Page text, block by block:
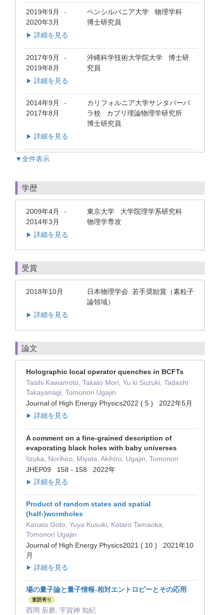
2019年9月 -
2020年3月
ペンシルバニア大学 物理学科
博士研究員
▶ 詳細を見る
2017年9月 -
2019年8月
沖縄科学技術大学院大学 博士研
究員
▶ 詳細を見る
2014年9月 -
2017年8月
カリフォルニア大学サンタバーバ
ラ校 カブリ理論物理学研究所
博士研究員
▶ 詳細を見る
▼全件表示
学歴
2009年4月 -
2014年3月
東京大学 大学院理学系研究科
物理学専攻
▶ 詳細を見る
受賞
2018年10月
日本物理学会 若手奨励賞（素粒子
論領域）
▶ 詳細を見る
論文
Holographic local operator quenches in BCFTs
Taishi Kawamoto, Takato Mori, Yu ki Suzuki, Tadashi
Takayanagi, Tomonori Ugajin
Journal of High Energy Physics2022 ( 5 ) 2022年5月
▶ 詳細を見る
A comment on a fine-grained description of
evaporating black holes with baby universes
Iizuka, Norihiro, Miyata, Akihiro, Ugajin, Tomonori
JHEP09 158 - 158 2022年
▶ 詳細を見る
Product of random states and spatial
(half-)wormholes
Kanato Goto, Yuya Kusuki, Kotaro Tamaoka,
Tomonori Ugajin
Journal of High Energy Physics2021 ( 10 ) 2021年10
月
▶ 詳細を見る
場の量子論と量子情報-相対エントロピーとその応用
査読有り
西岡 辰磨, 宇賀神 知紀